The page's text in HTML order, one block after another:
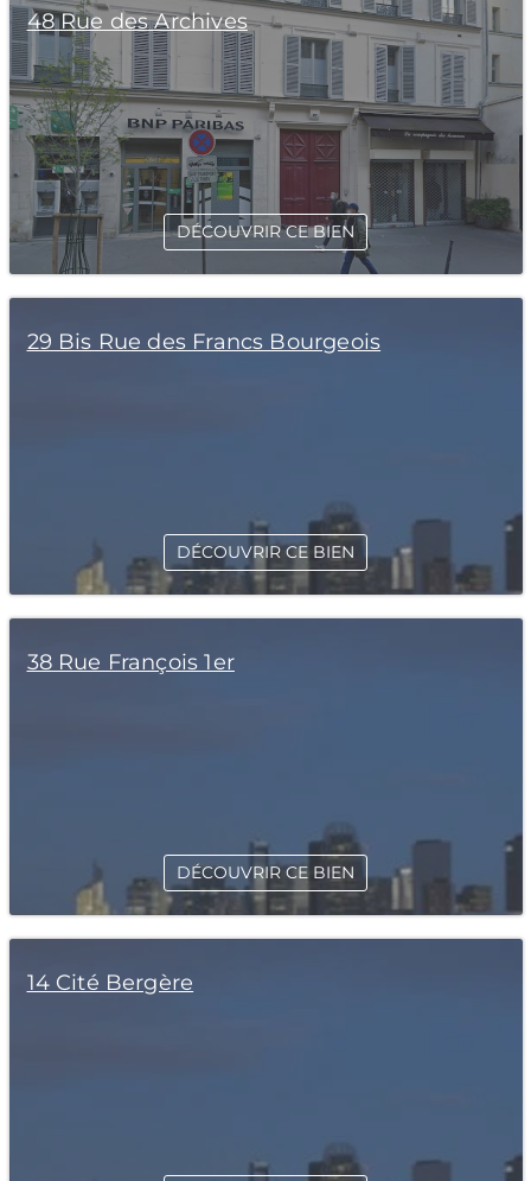
48 Rue des Archives
DÉCOUVRIR CE BIEN
29 Bis Rue des Francs Bourgeois
DÉCOUVRIR CE BIEN
38 Rue François 1er
DÉCOUVRIR CE BIEN
14 Cité Bergère